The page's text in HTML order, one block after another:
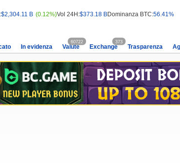
$2,304.11 B (0.12%)Vol 24H:$373.18 BDominanza BTC:56.41%
In evidenza Valute
60722
Exchange
373
Trasparenza